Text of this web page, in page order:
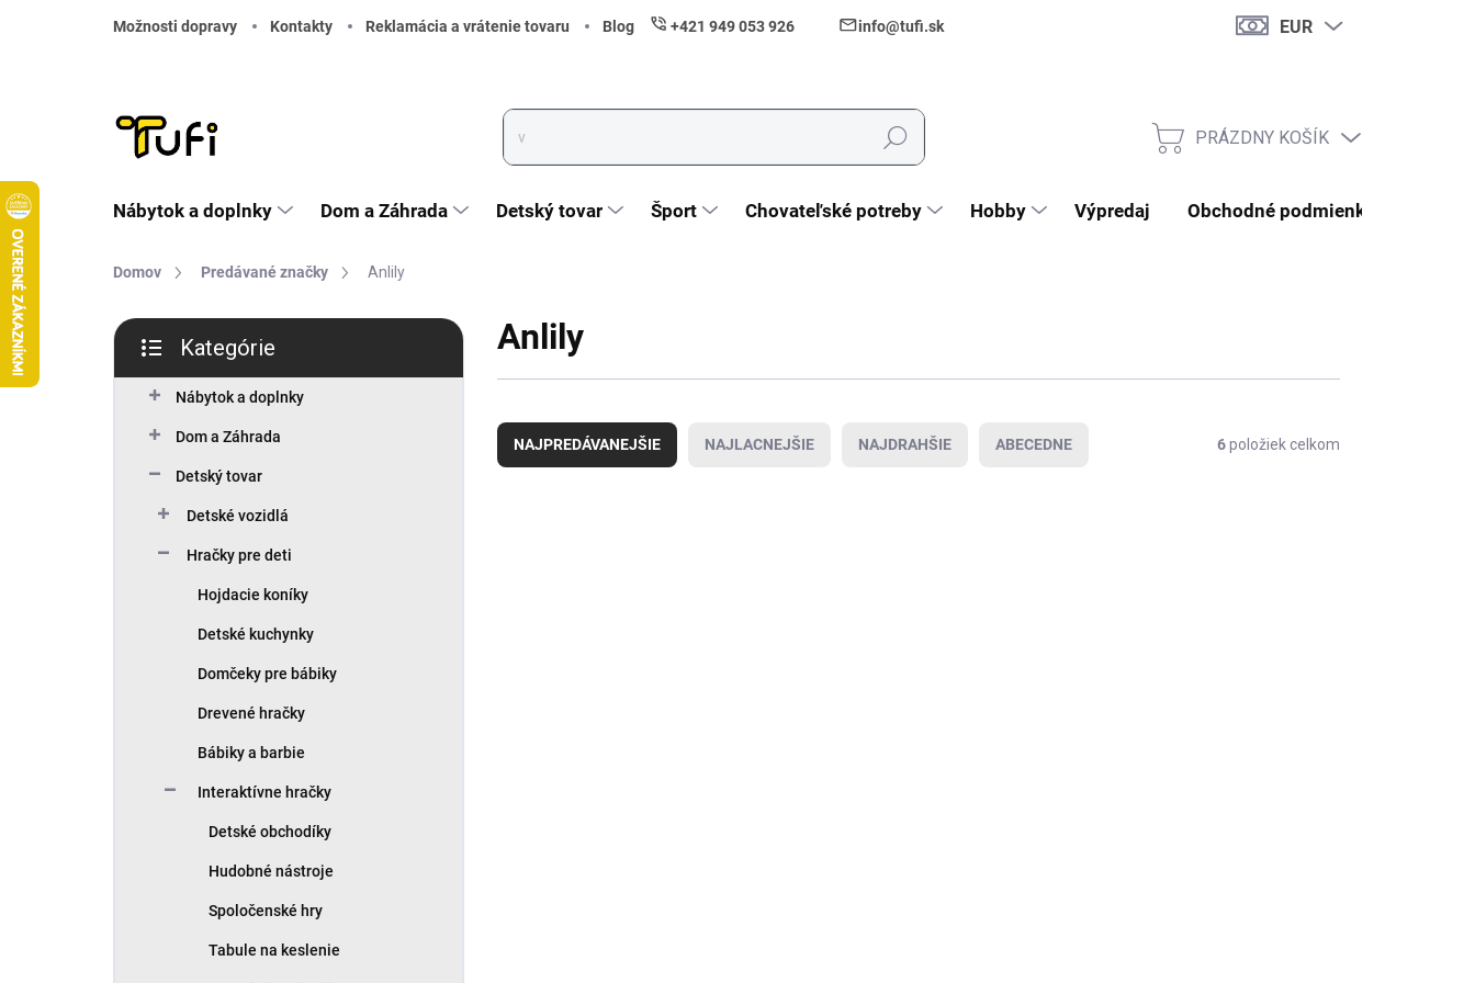
Možnosti dopravy
Kontakty Reklamácia a vrátenie tovaru Blog +421 949 053 926 info@tufi.sk EUR
Hľadať NÁKUPNÝ KOŠÍK
PRÁZDNY KOŠÍK
Nábytok a doplnky Dom a Záhrada Detský tovar Šport Chovateľské potreby Hobby Výpredaj Obchodné podmienky
Domov Predávané značky Anlily
Bočný panel
Preskočiť kategórie
Kategórie
Nábytok a doplnky
Dom a Záhrada
Detský tovar
Detské vozidlá
Hračky pre deti
Hojdacie koníky
Detské kuchynky
Domčeky pre bábiky
Drevené hračky
Bábiky a barbie
Interaktívne hračky
Detské obchodíky
Hudobné nástroje
Spoločenské hry
Tabule na keslenie
Anlily
NAJPREDÁVANEJŠIE NAJLACNEJŠIE NAJDRAHŠIE ABECEDNE 6položiek celkom